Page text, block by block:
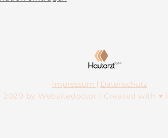
Impressum | Datenschutz
2020 by Websitedoctor | Created with ♥